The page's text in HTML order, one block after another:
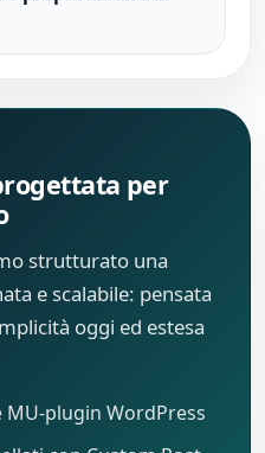
per
strutturato una
e scalabile: pensata
oggi ed estesa
plugin WordPress